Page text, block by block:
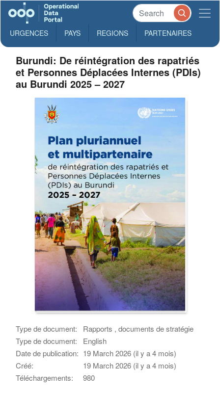
URGENCES PAYS REGIONS PARTENAIRES
Burundi: De réintégration des rapatriés
et Personnes Déplacées Internes (PDIs)
au Burundi 2025 – 2027
Type de document:
Rapports , documents de stratégie
Type de document:
English
Date de publication: 19 March 2026 (il y a 4 mois)
Créé:
19 March 2026 (il y a 4 mois)
Téléchargements:
980